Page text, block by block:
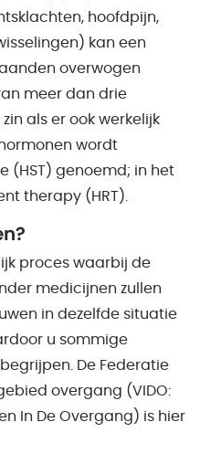
hoofdpijn,
kan een
overwogen
meer dan drie
als er ook werkelijk
wordt
(HST) genoemd; in het
therapy (HRT).
proces waarbij de
medicijnen zullen
in dezelfde situatie
u sommige
De Federatie
overgang (VIDO:
In De Overgang) is hier